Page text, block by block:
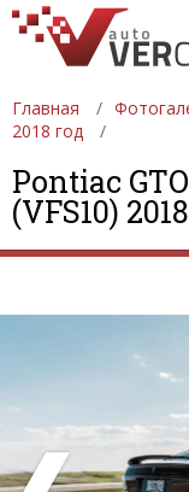
Главная
2018 год
Pontiac
(VFS10)
АВТОСАЛОНЫ